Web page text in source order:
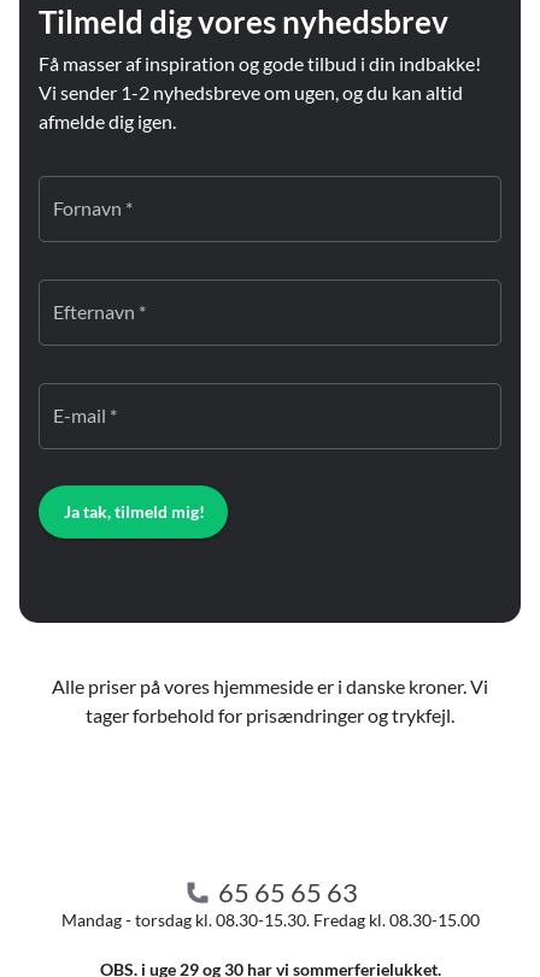
Tilmeld dig vores nyhedsbrev
Få masser af inspiration og gode tilbud i din indbakke!
Vi sender 1-2 nyhedsbreve om ugen, og du kan altid
afmelde dig igen.
Fornavn *
Efternavn *
E-mail *
Ja tak, tilmeld mig!
Alle priser på vores hjemmeside er i danske kroner. Vi
tager forbehold for prisændringer og trykfejl.
65 65 65 63
Mandag - torsdag kl. 08.30-15.30. Fredag kl. 08.30-15.00
OBS. i uge 29 og 30 har vi sommerferielukket.